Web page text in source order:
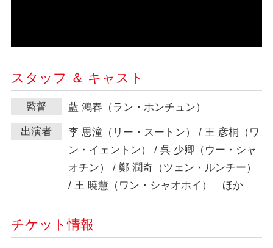
スタッフ ＆ キャスト
監督 藍 鴻春（ラン・ホンチュン）
出演者
李 思潼（リー・スートン） / 王 彦桐（ワ
ン・イェントン） / 呉 少卿（ウー・シャ
オチン） / 鄭 潤奇（ツェン・ルンチー）
/ 王 暁慧（ワン・シャオホイ） ほか
チケット情報